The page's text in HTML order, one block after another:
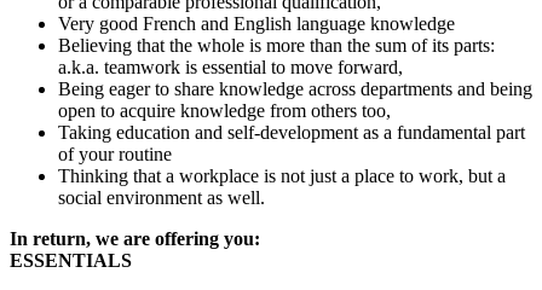
Very good French and English language knowledge
Believing that the whole is more than the sum of its parts:
a.k.a. teamwork is essential to move forward,
Being eager to share knowledge across departments and being
open to acquire knowledge from others too,
Taking education and self-development as a fundamental part
of your routine
Thinking that a workplace is not just a place to work, but a
social environment as well.
In return, we are offering you:
ESSENTIALS